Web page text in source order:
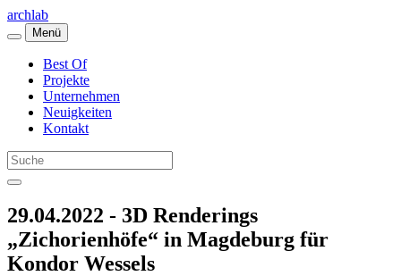
archlab
Menü
Best Of
Projekte
Unternehmen
Neuigkeiten
Kontakt
29.04.2022 - 3D Renderings
„Zichorienhöfe“ in Magdeburg für
Kondor Wessels